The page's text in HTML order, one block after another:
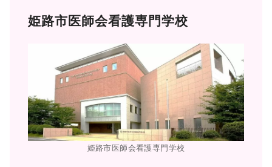
姫路市医師会看護専門学校
姫路市医師会看護専門学校